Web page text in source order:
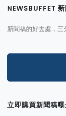
NEWSBUFFET
新聞稿的好去處，三
立即購買新聞稿